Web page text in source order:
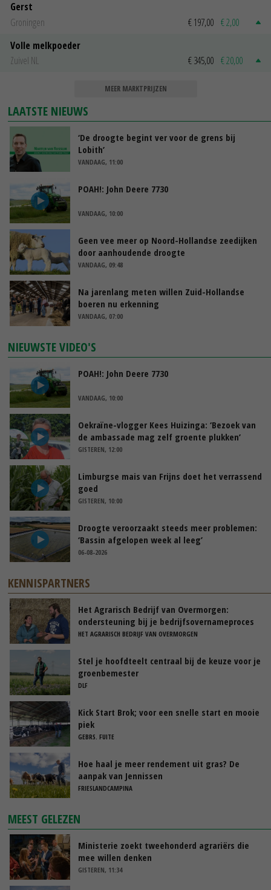
Gerst
Groningen
€ 197,00 € 2,00
Volle melkpoeder
Zuivel NL
€ 345,00 € 20,00
MEER MARKTPRIJZEN
LAATSTE NIEUWS
‘De droogte begint ver voor de grens bij
Lobith’
VANDAAG, 11:00
POAH!: John Deere 7730
VANDAAG, 10:00
Geen vee meer op Noord-Hollandse zeedijken
door aanhoudende droogte
VANDAAG, 09:48
Na jarenlang meten willen Zuid-Hollandse
boeren nu erkenning
VANDAAG, 07:00
NIEUWSTE VIDEO'S
POAH!: John Deere 7730
VANDAAG, 10:00
Oekraïne-vlogger Kees Huizinga: ‘Bezoek van
de ambassade mag zelf groente plukken’
GISTEREN, 12:00
Limburgse mais van Frijns doet het verrassend
goed
GISTEREN, 10:00
Droogte veroorzaakt steeds meer problemen:
‘Bassin afgelopen week al leeg’
06-08-2026
KENNISPARTNERS
Het Agrarisch Bedrijf van Overmorgen:
ondersteuning bij je bedrijfsovernameproces
HET AGRARISCH BEDRIJF VAN OVERMORGEN
Stel je hoofdteelt centraal bij de keuze voor je
groenbemester
DLF
Kick Start Brok; voor een snelle start en mooie
piek
GEBRS. FUITE
Hoe haal je meer rendement uit gras? De
aanpak van Jennissen
FRIESLANDCAMPINA
MEEST GELEZEN
Ministerie zoekt tweehonderd agrariërs die
mee willen denken
GISTEREN, 11:34